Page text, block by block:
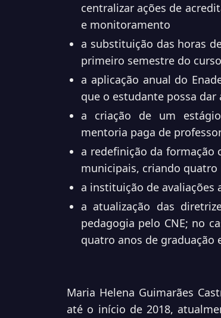
centralizar ações de
e monitoramento
a substituição das horas
primeiro semestre do curso
a aplicação anual do
que o estudante possa dar
a criação de um
mentoria paga de
a redefinição da formação
municipais, criando
a instituição de avaliações
a atualização das
pedagogia pelo CNE; no
quatro anos de graduação
Maria Helena Guimarães
até o início de 2018,